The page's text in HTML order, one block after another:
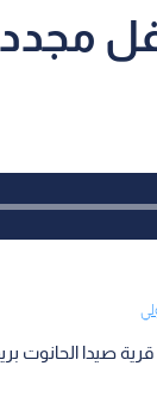
صيدا الحانوت